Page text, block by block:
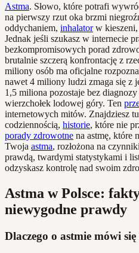
Astma. Słowo, które potrafi
na pierwszy rzut oka brzmi
oddychaniem, inhalatorw
Jednak jeśli szukasz w internecie
bezkompromisowych porad
brutalnie szczerą konfrontację z
miliony osób ma oficjalne
nawet 4 miliony ludzi zmaga się z
1,5 miliona pozostaje bez
wierzchołek lodowej góry. Ten
internetowych mitów. Znajdziesz
codziennością, historie, które nie
porady zdrowotne na astmę, które
Twoja astma, rozłożona na
prawdą, twardymi statystykami i
odzyskasz kontrolę nad swoim
Astma w Polsce:
niewygodne prawdy
Dlaczego o astmie mówi się